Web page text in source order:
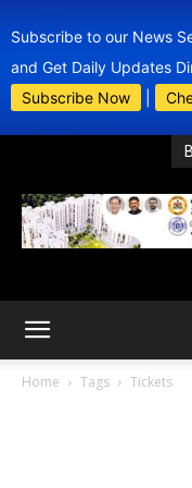
Subscribe to our News
and Get Daily Updates
Subscribe Now
Home Tags Tickets